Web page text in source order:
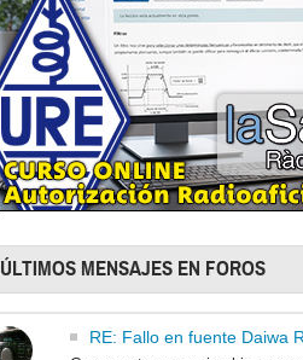
ÚLTIMOS MENSAJES EN FOROS
RE: Fallo en fuente Daiwa